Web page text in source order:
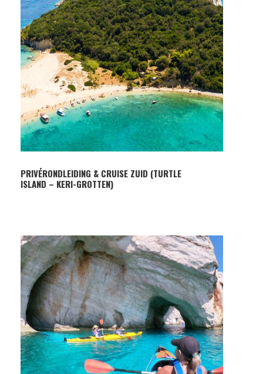
PRIVÉRONDLEIDING & CRUISE ZUID (TURTLE
ISLAND – KERI-GROTTEN)